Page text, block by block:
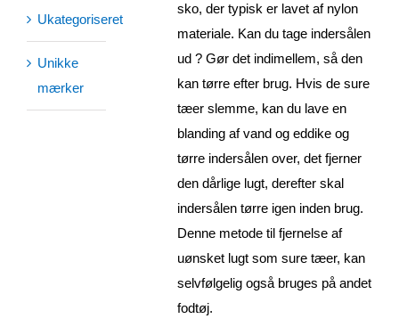
sko, der typisk er lavet af nylon
materiale. Kan du tage indersålen
ud ? Gør det indimellem, så den
kan tørre efter brug. Hvis de sure
tæer slemme, kan du lave en
blanding af vand og eddike og
tørre indersålen over, det fjerner
den dårlige lugt, derefter skal
indersålen tørre igen inden brug.
Denne metode til fjernelse af
uønsket lugt som sure tæer, kan
selvfølgelig også bruges på andet
fodtøj.
Ukategoriseret
Unikke
mærker